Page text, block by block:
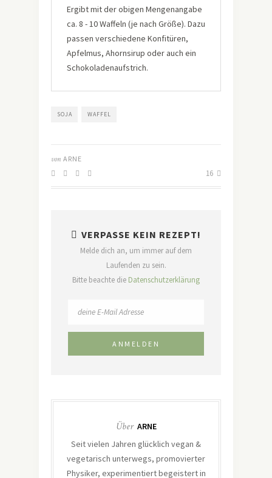
Ergibt mit der obigen Mengenangabe
ca. 8 - 10 Waffeln (je nach Größe). Dazu
passen verschiedene Konfitüren,
Apfelmus, Ahornsirup oder auch ein
Schokoladenaufstrich.
SOJA WAFFEL
von ARNE
16
VERPASSE KEIN REZEPT!
Melde dich an, um immer auf dem
Laufenden zu sein.
Bitte beachte die Datenschutzerklärung
Über ARNE
Seit vielen Jahren glücklich vegan &
vegetarisch unterwegs, promovierter
Physiker, experimentiert begeistert in